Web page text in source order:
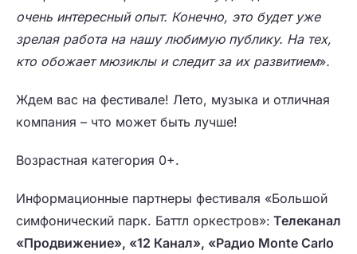
очень интересный опыт. Конечно, это будет уже
зрелая работа на нашу любимую публику. На тех,
кто обожает мюзиклы и следит за их развитием».
Ждем вас на фестивале! Лето, музыка и отличная
компания – что может быть лучше!
Возрастная категория 0+.
Информационные партнеры фестиваля «Большой
симфонический парк. Баттл оркестров»: Телеканал
«Продвижение», «12 Канал», «Радио Monte Carlo